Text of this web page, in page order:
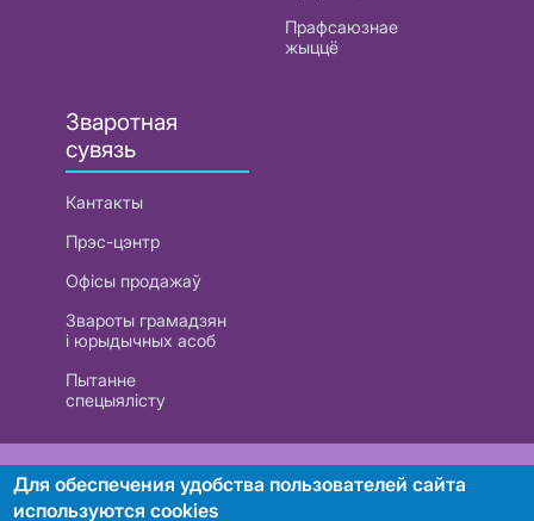
Прафсаюзнае
жыццё
Зваротная
сувязь
Кантакты
Прэс-цэнтр
Офісы продажаў
Звароты грамадзян
і юрыдычных асоб
Пытанне
спецыялісту
РУП «Белтэлекам». УНП 101007741
Для обеспечения удобства пользователей сайта
используются cookies